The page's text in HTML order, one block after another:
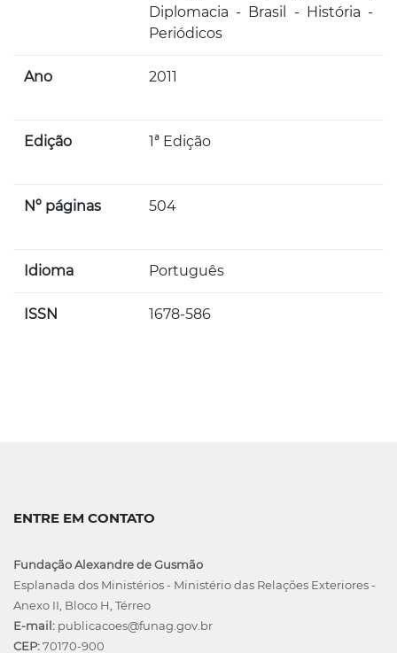
Diplomacia - Brasil - História -
Periódicos
Ano 2011
Edição 1ª Edição
Nº páginas 504
Idioma Português
ISSN 1678-586
ENTRE EM CONTATO
Fundação Alexandre de Gusmão
Esplanada dos Ministérios - Ministério das Relações Exteriores -
Anexo II, Bloco H, Térreo
E-mail: publicacoes@funag.gov.br
CEP:70170-900